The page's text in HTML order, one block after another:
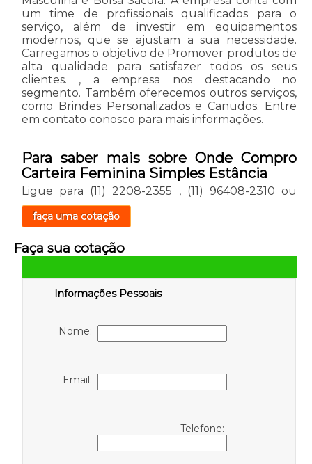
um time de profissionais qualificados para o
serviço, além de investir em equipamentos
modernos, que se ajustam a sua necessidade.
Carregamos o objetivo de Promover produtos de
alta qualidade para satisfazer todos os seus
clientes. , a empresa nos destacando no
segmento. Também oferecemos outros serviços,
como Brindes Personalizados e Canudos. Entre
em contato conosco para mais informações.
Para saber mais sobre Onde Compro
Carteira Feminina Simples Estância
Ligue para (11) 2208-2355 , (11) 96408-2310 ou
faça uma cotação
Faça sua cotação
Informações Pessoais
Nome:
Email:
Telefone: